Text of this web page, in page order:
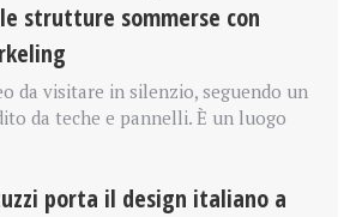
strutture sommerse con
da visitare in silenzio, seguendo un
da teche e pannelli. È un luogo
porta il design italiano a